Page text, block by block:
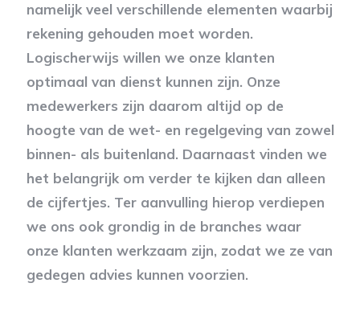
namelijk veel verschillende elementen waarbij
rekening gehouden moet worden.
Logischerwijs willen we onze klanten
optimaal van dienst kunnen zijn. Onze
medewerkers zijn daarom altijd op de
hoogte van de wet- en regelgeving van zowel
binnen- als buitenland. Daarnaast vinden we
het belangrijk om verder te kijken dan alleen
de cijfertjes. Ter aanvulling hierop verdiepen
we ons ook grondig in de branches waar
onze klanten werkzaam zijn, zodat we ze van
gedegen advies kunnen voorzien.